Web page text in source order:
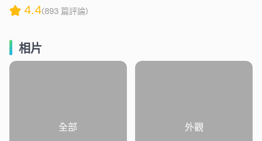
4.4(893 篇評論)
相片
全部 外觀